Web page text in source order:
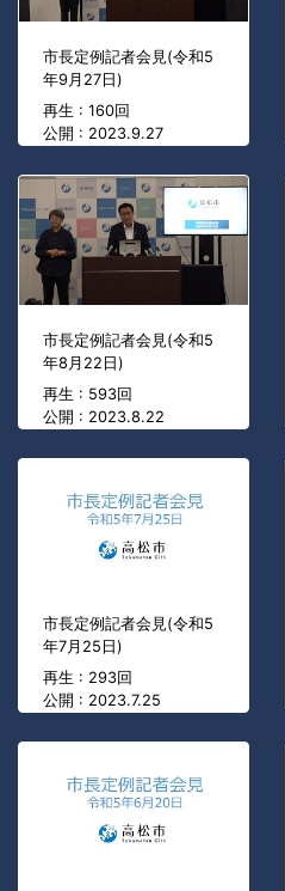
市長定例記者会見(令和5
年9月27日)
再生 : 160回
公開 : 2023.9.27
市長定例記者会見(令和5
年8月22日)
再生 : 593回
公開 : 2023.8.22
市長定例記者会見(令和5
年7月25日)
再生 : 293回
公開 : 2023.7.25